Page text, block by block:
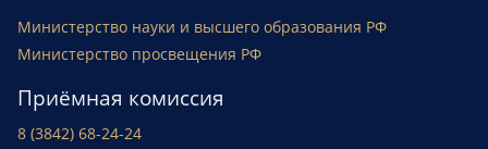
Министерство науки и высшего образования РФ
Министерство просвещения РФ
Приёмная комиссия
8 (3842) 68-24-24